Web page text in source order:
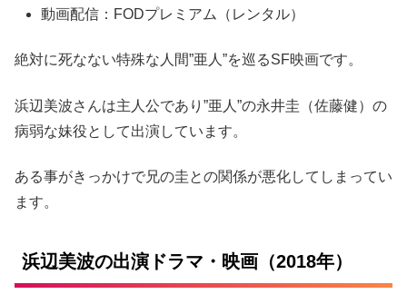
動画配信：FODプレミアム（レンタル）
絶対に死なない特殊な人間”亜人”を巡るSF映画です。
浜辺美波さんは主人公であり”亜人”の永井圭（佐藤健）の
病弱な妹役として出演しています。
ある事がきっかけで兄の圭との関係が悪化してしまってい
ます。
浜辺美波の出演ドラマ・映画（2018年）